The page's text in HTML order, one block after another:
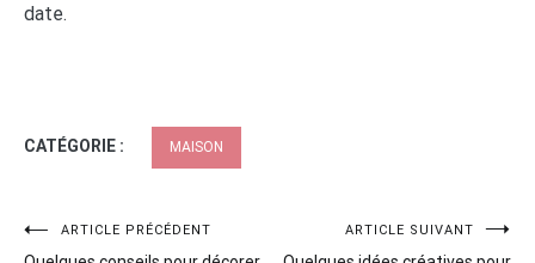
date.
CATÉGORIE : MAISON
Navigation
ARTICLE PRÉCÉDENT ARTICLE SUIVANT